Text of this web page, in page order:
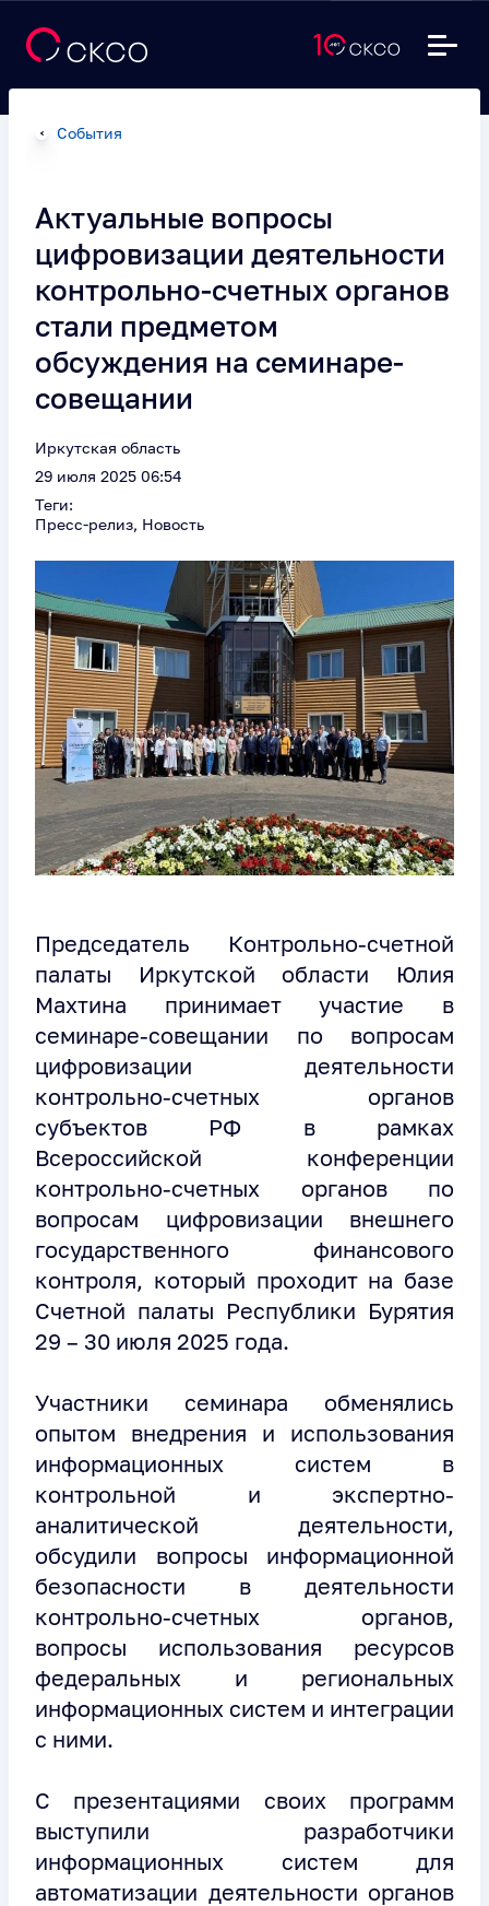
События
Актуальные вопросы
цифровизации деятельности
контрольно-счетных органов
стали предметом
обсуждения на семинаре-
совещании
Иркутская область
29 июля 2025 06:54
Теги:
Пресс-релиз, Новость
Председатель Контрольно-счетной
палаты Иркутской области Юлия
Махтина принимает участие в
семинаре-совещании по вопросам
цифровизации деятельности
контрольно-счетных органов
субъектов РФ в рамках
Всероссийской конференции
контрольно-счетных органов по
вопросам цифровизации внешнего
государственного финансового
контроля, который проходит на базе
Счетной палаты Республики Бурятия
29 – 30 июля 2025 года.
Участники семинара обменялись
опытом внедрения и использования
информационных систем в
контрольной и экспертно-
аналитической деятельности,
обсудили вопросы информационной
безопасности в деятельности
контрольно-счетных органов,
вопросы использования ресурсов
федеральных и региональных
информационных систем и интеграции
с ними.
С презентациями своих программ
выступили разработчики
информационных систем для
автоматизации деятельности органов